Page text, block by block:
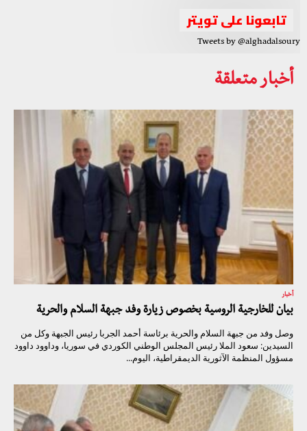
تابعونا على تويتر
Tweets by @alghadalsoury
أخبار متعلقة
أخبار
بيان للخارجية الروسية بخصوص زيارة وفد جبهة السلام والحرية
وصل وفد من جبهة السلام والحرية برئاسة أحمد الجربا رئيس الجبهة وكل من
السيدين: سعود الملا رئيس المجلس الوطني الكوردي في سوريا، وداوود داوود
مسؤول المنظمة الآثورية الديمقراطية، اليوم...